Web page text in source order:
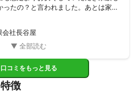
ったの？と言われました。あとは家族
会社長谷屋
口コミをもっと見る
徴